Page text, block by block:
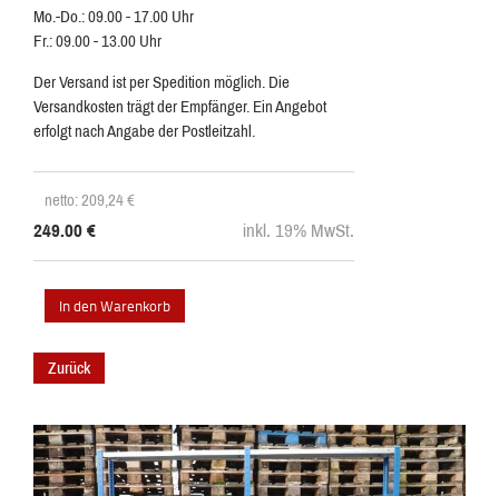
Mo.-Do.: 09.00 - 17.00 Uhr
Fr.: 09.00 - 13.00 Uhr
Der Versand ist per Spedition möglich. Die
Versandkosten trägt der Empfänger. Ein Angebot
erfolgt nach Angabe der Postleitzahl.
netto: 209,24€
249.00 € inkl. 19% MwSt.
Zurück